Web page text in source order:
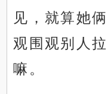
见，就算她
观围观别人
嘛。